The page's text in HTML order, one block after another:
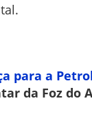
para a
da Foz do